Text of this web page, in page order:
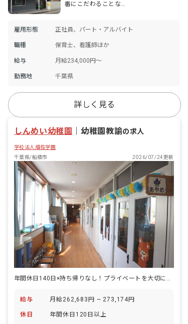
番にこだわることな…
雇用形態 正社員、パート・アルバイト
職種 保育士、看護師ほか
給与 月給234,000円〜
勤務地 千葉県
詳しく見る
しんめい幼稚園 ｜幼稚園教諭の求人
学校法人畑佐学園
千葉県/船橋市
2026/07/24更新
年間休日140日×持ち帰りなし！プライベートを大切に働きやすい環境です
給与 月給262,683円 ~ 273,174円
休日 年間休日120日以上